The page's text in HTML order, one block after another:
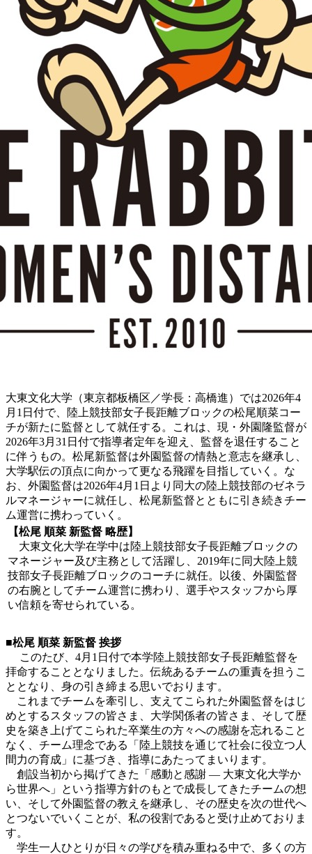
大東文化大学（東京都板橋区／学長：高橋進）では2026年4
月1日付で、陸上競技部女子長距離ブロックの松尾順菜コー
チが新たに監督として就任する。これは、現・外園隆監督が
2026年3月31日付で指導者定年を迎え、監督を退任すること
に伴うもの。松尾新監督は外園監督の情熱と意志を継承し、
大学駅伝の頂点に向かって更なる飛躍を目指していく。な
お、外園監督は2026年4月1日より同大の陸上競技部のゼネラ
ルマネージャーに就任し、松尾新監督とともに引き続きチー
ム運営に携わっていく。
【松尾 順菜 新監督 略歴】
大東文化大学在学中は陸上競技部女子長距離ブロックの
マネージャー及び主務として活躍し、2019年に同大陸上競
技部女子長距離ブロックのコーチに就任。以後、外園監督
の右腕としてチーム運営に携わり、選手やスタッフから厚
い信頼を寄せられている。
■松尾 順菜 新監督 挨拶
このたび、4月1日付で本学陸上競技部女子長距離監督を
拝命することとなりました。伝統あるチームの重責を担うこ
ととなり、身の引き締まる思いでおります。
これまでチームを牽引し、支えてこられた外園監督をはじ
めとするスタッフの皆さま、大学関係者の皆さま、そして歴
史を築き上げてこられた卒業生の方々への感謝を忘れること
なく、チーム理念である「陸上競技を通じて社会に役立つ人
間力の育成」に基づき、指導にあたってまいります。
創設当初から掲げてきた「感動と感謝 ― 大東文化大学か
ら世界へ」という指導方針のもとで成長してきたチームの想
い、そして外園監督の教えを継承し、その歴史を次の世代へ
とつないでいくことが、私の役割であると受け止めておりま
す。
学生一人ひとりが日々の学びを積み重ねる中で、多くの方